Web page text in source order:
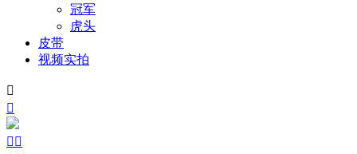
冠军
虎头
皮带
视频实拍


 